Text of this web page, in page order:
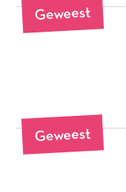
Geweest
Geweest